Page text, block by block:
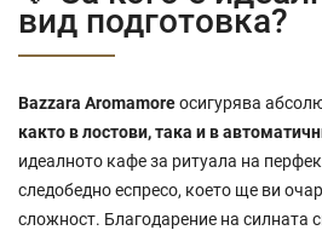
вид подготовка?
Bazzara Aromamoreосигурява
както в лостови, така и в
идеалното кафе за ритуала на
следобедно еспресо, което ще ви
сложност. Благодарение на силната